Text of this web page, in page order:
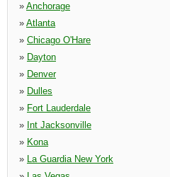
» Anchorage
» Atlanta
» Chicago O'Hare
» Dayton
» Denver
» Dulles
» Fort Lauderdale
» Int Jacksonville
» Kona
» La Guardia New York